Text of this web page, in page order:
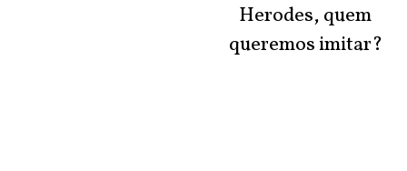
Herodes, quem
queremos imitar?